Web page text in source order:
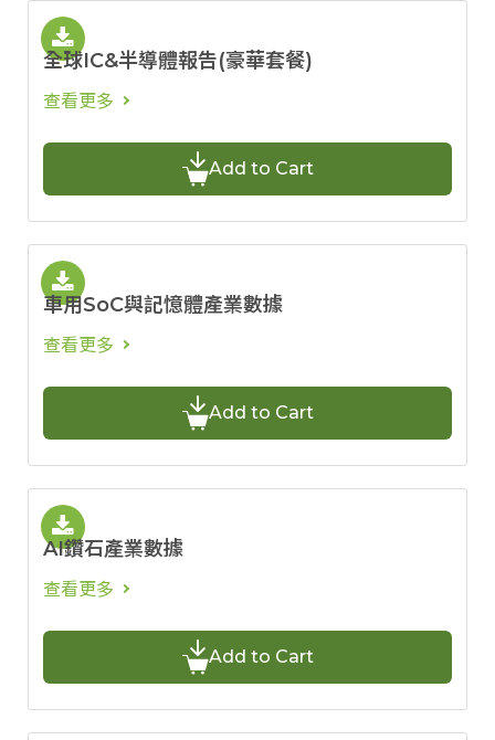
全球IC&半導體報告(豪華套餐)
查看更多
Add to Cart
車用SoC與記憶體產業數據
查看更多
Add to Cart
AI鑽石產業數據
查看更多
Add to Cart